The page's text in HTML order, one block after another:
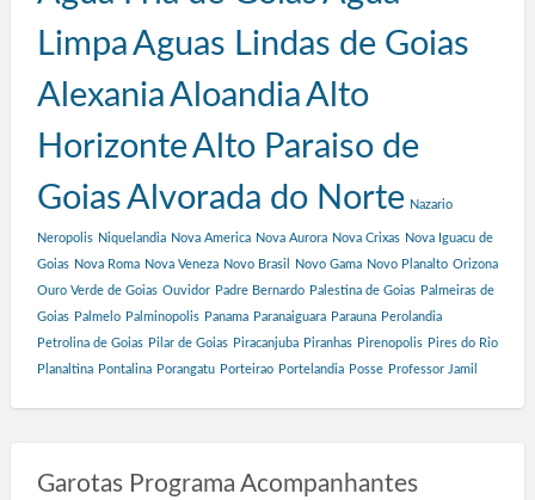
LimpaAguas Lindas de Goias
AlexaniaAloandiaAlto
HorizonteAlto Paraiso de
GoiasAlvorada do Norte Nazario
Neropolis Niquelandia Nova America Nova Aurora Nova Crixas Nova Iguacu de
Goias Nova Roma Nova Veneza Novo Brasil Novo Gama Novo Planalto Orizona
Ouro Verde de Goias Ouvidor Padre Bernardo Palestina de Goias Palmeiras de
Goias Palmelo Palminopolis Panama Paranaiguara Parauna Perolandia
Petrolina de Goias Pilar de Goias Piracanjuba Piranhas Pirenopolis Pires do Rio
Planaltina Pontalina Porangatu Porteirao Portelandia Posse Professor Jamil
Garotas Programa Acompanhantes